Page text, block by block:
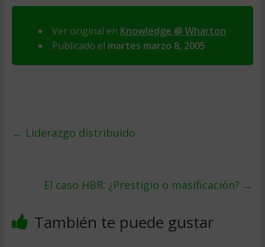
Ver original en Knowledge @ Wharton
Publicado el martes marzo 8, 2005
← Liderazgo distribuido
El caso HBR: ¿Prestigio o masificación? →
También te puede gustar